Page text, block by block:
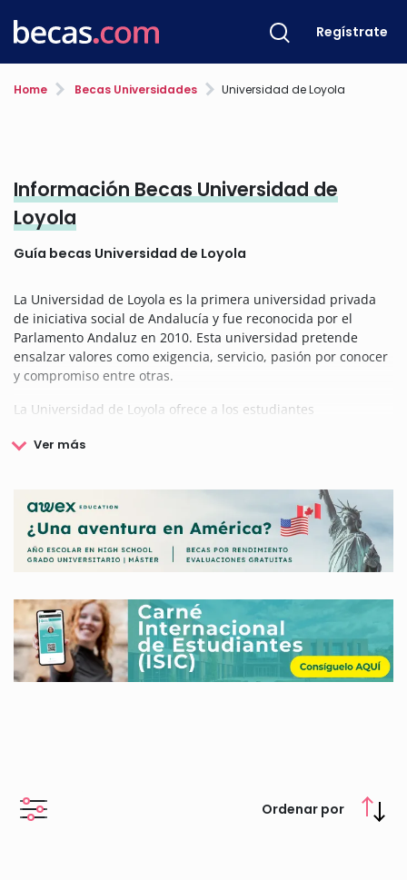
Regístrate
Home Becas Universidades Universidad de Loyola
Información Becas Universidad de
Loyola
Guía becas Universidad de Loyola
La Universidad de Loyola es la primera universidad privada
de iniciativa social de Andalucía y fue reconocida por el
Parlamento Andaluz en 2010. Esta universidad pretende
ensalzar valores como exigencia, servicio, pasión por conocer
y compromiso entre otras.
La Universidad de Loyola ofrece a los estudiantes
son Economía, Derecho, Ciencias Políticas y Sociales,
La universidad, preocupada además por la igualdad de
oportunidades y el desarrollo de sus estudiantes convoca
becas para que puedan acceder a los estudios,
reconociendose de esta forma los valores que defiende.
Consulta en nuestra web las becas de la Universidad de
Loyola.
Ordenar por